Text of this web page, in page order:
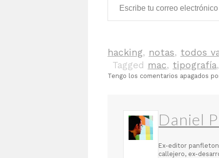
hacking, notas, todos
Tagged mac, tipografía
Tengo los comentarios apagados
Daniel
Ex-editor
callejero, ex-